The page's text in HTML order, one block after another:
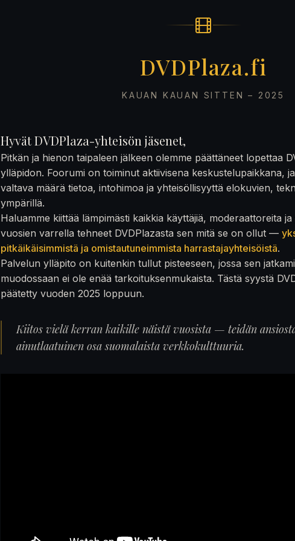
DVDPlaza.fi
KAUAN KAUAN SITTEN – 2025
Hyvät DVDPlaza-yhteisön jäsenet,
Pitkän ja hienon taipaleen jälkeen olemme päättäneet lopettaa
ylläpidon. Foorumi on toiminut aktiivisena keskustelupaikkana,
valtava määrä tietoa, intohimoa ja yhteisöllisyyttä elokuvien,
ympärillä.
Haluamme kiittää lämpimästi kaikkia käyttäjiä, moderaattoreita
vuosien varrella tehneet DVDPlazasta sen mitä se on ollut —
pitkäikäisimmistä ja omistautuneimmista harrastajayhteisöistä.
Palvelun ylläpito on kuitenkin tullut pisteeseen, jossa sen
muodossaan ei ole enää tarkoituksenmukaista. Tästä syystä
päätetty vuoden 2025 loppuun.
Kiitos vielä kerran kaikille näistä vuosista — teidän
ainutlaatuinen osa suomalaista verkkokulttuuria.